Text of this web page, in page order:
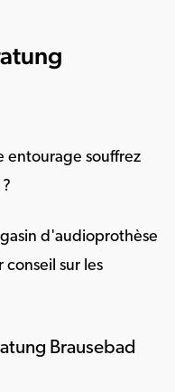
entourage souffrez
?
d'audioprothèse
sur les
Brausebad